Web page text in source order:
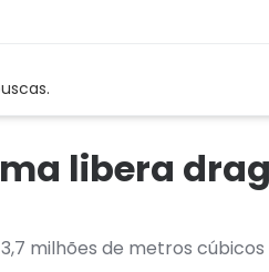
libera
milhões de metros